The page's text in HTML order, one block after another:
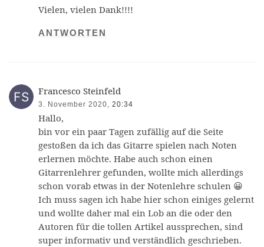
Vielen, vielen Dank!!!!
ANTWORTEN
Francesco Steinfeld
3. November 2020, 20:34
Hallo,
bin vor ein paar Tagen zufällig auf die Seite
gestoßen da ich das Gitarre spielen nach Noten
erlernen möchte. Habe auch schon einen
Gitarrenlehrer gefunden, wollte mich allerdings
schon vorab etwas in der Notenlehre schulen 😀
Ich muss sagen ich habe hier schon einiges gelernt
und wollte daher mal ein Lob an die oder den
Autoren für die tollen Artikel aussprechen, sind
super informativ und verständlich geschrieben.